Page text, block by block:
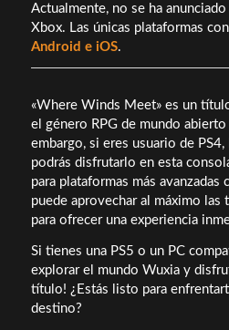
Actualmente, no se ha
Xbox. Las únicas plataformas
Android e iOS.
«Where Winds Meet» es un
el género RPG de mundo
embargo, si eres usuario de
podrás disfrutarlo en esta
para plataformas más avanzadas
puede aprovechar al máximo las
para ofrecer una experiencia
Si tienes una PS5 o un PC
explorar el mundo Wuxia y
título! ¿Estás listo para
destino?